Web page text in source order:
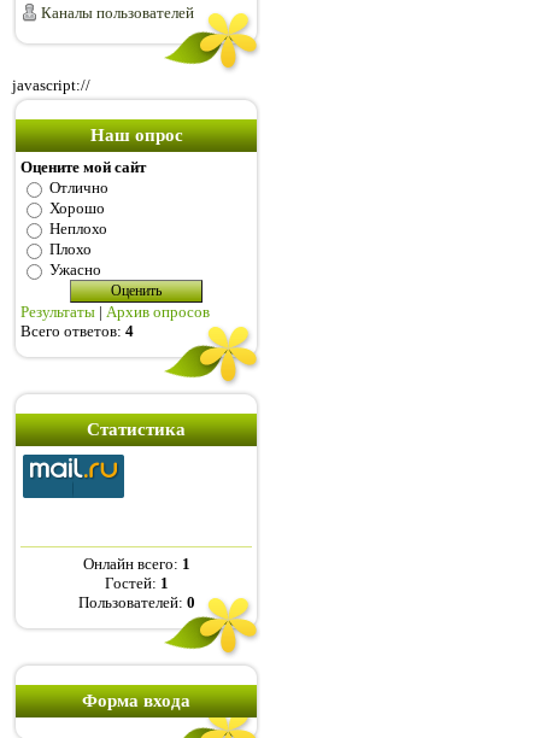
Каналы пользователей
javascript://
Наш опрос
Оцените мой сайт
Отлично
Хорошо
Неплохо
Плохо
Ужасно
Результаты | Архив опросов
Всего ответов: 4
Статистика
Онлайн всего: 1
Гостей: 1
Пользователей: 0
Форма входа